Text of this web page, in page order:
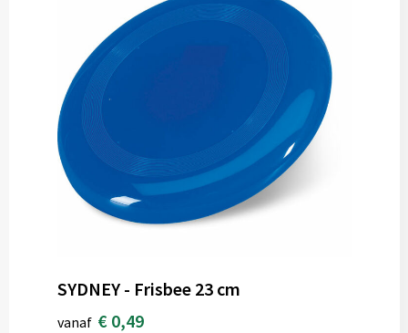
SYDNEY - Frisbee 23 cm
vanaf € 0,49